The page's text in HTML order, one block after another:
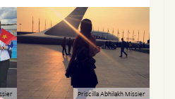
Priscilla Abhilakh Missier